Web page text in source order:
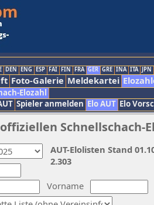
DEN ENG ESP FAI FIN FRA GER GRE INA ITA JPN
Foto-Galerie Meldekartei
Elozahl
Spieler anmelden Elo AUT Elo
Schnellschach-
Vorname
AUT-Elolisten Stand
2.303